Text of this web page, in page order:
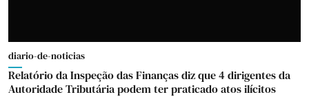
diario-de-noticias
Relatório da Inspeção das Finanças diz que 4 dirigentes da
Autoridade Tributária podem ter praticado atos ilícitos